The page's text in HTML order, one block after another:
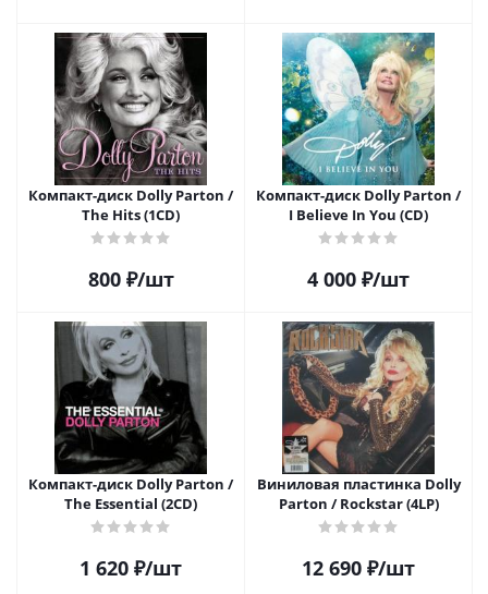
Компакт-диск Dolly Parton /
The Hits (1CD)
800₽/шт
Компакт-диск Dolly Parton /
I Believe In You (CD)
4 000 ₽/шт
Компакт-диск Dolly Parton /
The Essential (2CD)
1 620 ₽/шт
Виниловая пластинка Dolly
Parton / Rockstar (4LP)
12 690 ₽/шт